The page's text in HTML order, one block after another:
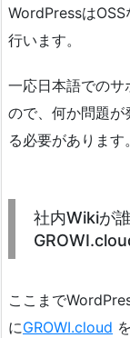
WordPressは
行います。
一応日本語でのサ
ので、何か問題
る必要があります。
社内Wikiが
ここまで
にGROWI.cloud